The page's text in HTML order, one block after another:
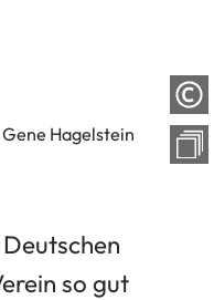
Hagelstein
so gut